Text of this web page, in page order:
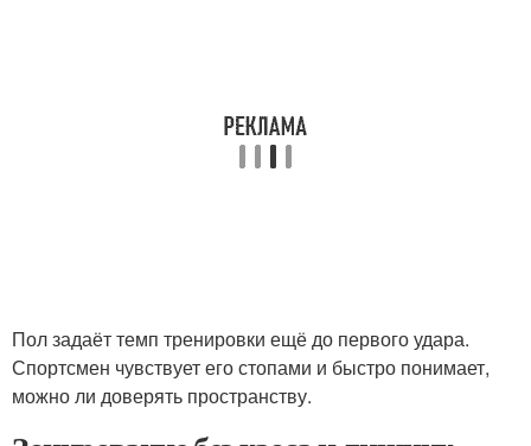
Пол задаёт темп тренировки ещё до первого удара.
Спортсмен чувствует его стопами и быстро понимает,
можно ли доверять пространству.